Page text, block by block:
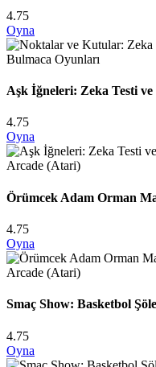
4.75
Oyna
Bulmaca Oyunları
Aşk İğneleri: Zeka Testi ve
4.75
Oyna
Arcade (Atari)
Örümcek Adam Orman
4.75
Oyna
Arcade (Atari)
Smaç Show: Basketbol
4.75
Oyna